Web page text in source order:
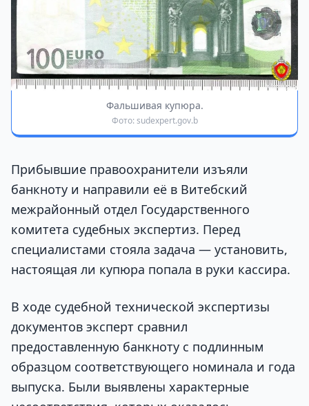
Фальшивая купюра.
Фото: sudexpert.gov.b
Прибывшие правоохранители изъяли
банкноту и направили её в Витебский
межрайонный отдел Государственного
комитета судебных экспертиз. Перед
специалистами стояла задача — установить,
настоящая ли купюра попала в руки кассира.
В ходе судебной технической экспертизы
документов эксперт сравнил
предоставленную банкноту с подлинным
образцом соответствующего номинала и года
выпуска. Были выявлены характерные